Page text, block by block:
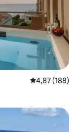
4,87 de uma
4,87 (188)